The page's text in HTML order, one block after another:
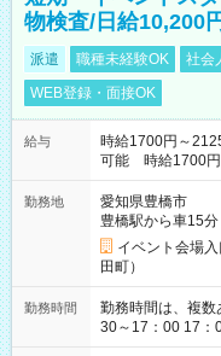
物検査/日給10,200
派遣 職種未経験OK 社会
WEB登録・面接OK
給与
時給1700円～
可能 時給1700円
勤務地
愛知県豊橋市
豊橋駅から車15分
イベント会場
田町）
勤務時間
勤務時間は、複
30～17：00 17
務もあります。 【休憩】60分+他休憩あり 交替で取得します。